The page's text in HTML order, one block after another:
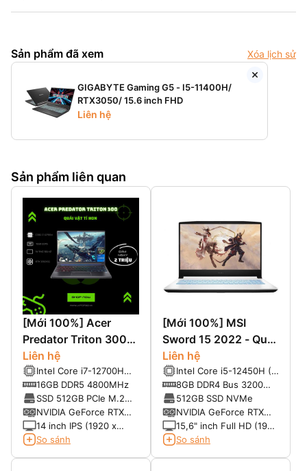
Sản phẩm đã xem Xóa lịch sử
GIGABYTE Gaming G5 - I5-11400H/
RTX3050/ 15.6 inch FHD
Liên hệ
Sản phẩm liên quan
[Mới 100%] Acer
Predator Triton 300
SE PT314-52s-747P
(2022) (Core i7-
12700H, 16GB, 512G,
RTX 3060 6G, 14
FHD+ 165GHZ)
Liên hệ
Intel Core i7-12700H
(2.3 GHz up to 4.7
GHz, 14 Cores, 20
Threads, 24 MB Cache)
16GB DDR5 4800MHz
SSD 512GB PCIe M.2
NVMe
NVIDIA GeForce RTX
3060 6 GB GDDR6
14 inch IPS (1920 x
1200) 165Hz, 400 Nits,
So sánh
[Mới 100%] MSI
Sword 15 2022 - Quái
vật khủng tầm phân
khúc.
Liên hệ
Intel Core i5-12450H (8
lõi x 12 luồng, 12 MB
Intel® Smart Cache)
8GB DDR4 Bus 3200
(upto 64GB)
512GB SSD NVMe
NVIDIA GeForce RTX
3050
15,6" inch Full HD (1920
x 1080), 144Hz
So sánh